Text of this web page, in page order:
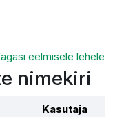
eelmisele lehele
nimekiri
Kasutaja